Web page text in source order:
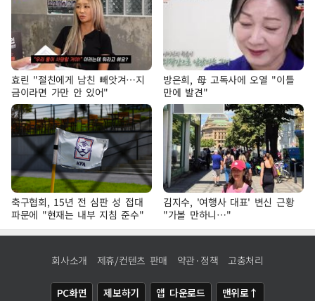
효린 "절친에게 남친 빼앗겨…지
금이라면 가만 안 있어"
방은희, 母 고독사에 오열 "이틀
만에 발견"
축구협회, 15년 전 심판 성 접대
파문에 "현재는 내부 지침 준수"
김지수, '여행사 대표' 변신 근황
"가볼 만하니…"
회사소개 제휴/컨텐츠 판매 약관·정책 고충처리
PC화면 제보하기 앱 다운로드 맨위로↑